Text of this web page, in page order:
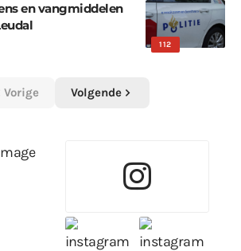
112
en vangmiddelen
Vorige Volgende